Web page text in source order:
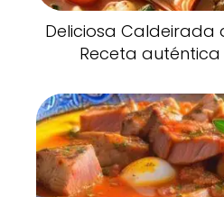
Deliciosa Caldeirada
Receta